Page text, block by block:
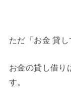
ただ「お金 貸し
お金の貸し借り
す。